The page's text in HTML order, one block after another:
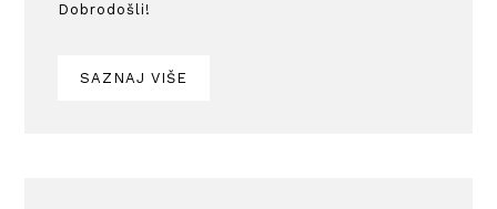
Dobrodošli!
SAZNAJ VIŠE